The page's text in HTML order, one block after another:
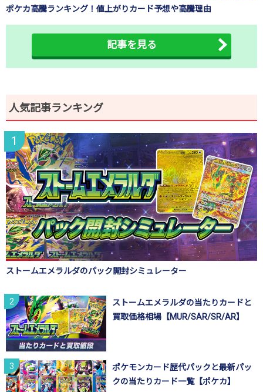
ポケカ高騰ランキング！値上がりカード予想や高騰理由
記事を見る
人気記事ランキング
ストームエメラルダのパック開封シミュレーター
ストームエメラルダの当たりカードと
買取価格相場【MUR/SAR/SR/AR】
ポケモンカード歴代パックと最新パッ
クの当たりカード一覧【ポケカ】